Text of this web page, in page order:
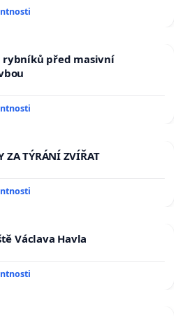
rybníků před masivní
ZA TÝRÁNÍ ZVÍŘAT
Václava Havla